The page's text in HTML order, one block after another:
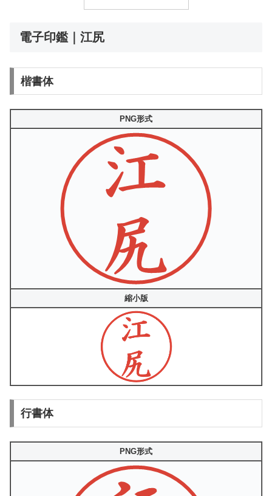
電子印鑑｜江尻
楷書体
PNG形式
縮小版
行書体
PNG形式